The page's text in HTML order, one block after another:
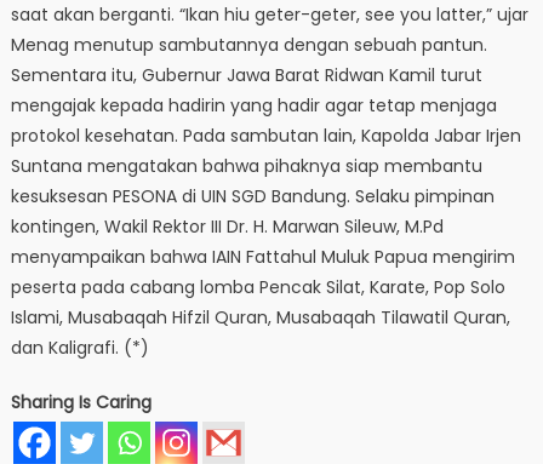
saat akan berganti. “Ikan hiu geter-geter, see you latter,” ujar
Menag menutup sambutannya dengan sebuah pantun.
Sementara itu, Gubernur Jawa Barat Ridwan Kamil turut
mengajak kepada hadirin yang hadir agar tetap menjaga
protokol kesehatan. Pada sambutan lain, Kapolda Jabar Irjen
Suntana mengatakan bahwa pihaknya siap membantu
kesuksesan PESONA di UIN SGD Bandung. Selaku pimpinan
kontingen, Wakil Rektor III Dr. H. Marwan Sileuw, M.Pd
menyampaikan bahwa IAIN Fattahul Muluk Papua mengirim
peserta pada cabang lomba Pencak Silat, Karate, Pop Solo
Islami, Musabaqah Hifzil Quran, Musabaqah Tilawatil Quran,
dan Kaligrafi. (*)
Sharing Is Caring